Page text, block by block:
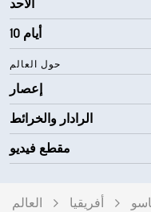
الغطاء السحابي
الرؤية
أقصى ارتفاع للسحاب
الأحد
10 أيام
حول العالم
إعصار
الرادار والخرائط
مقطع فيديو
العالم أفريقيا